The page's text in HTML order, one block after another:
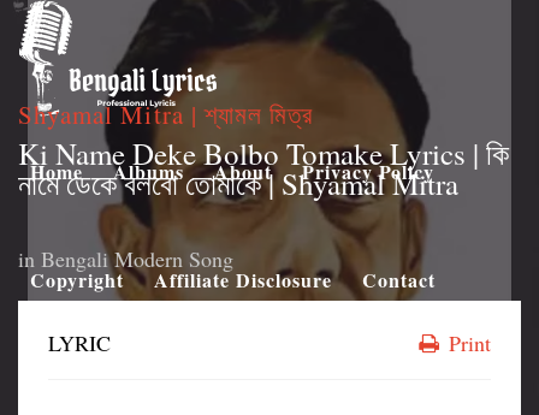
Home Albums About Privacy Policy
Copyright Affiliate Disclosure Contact
Shyamal Mitra | শ্যামল মিত্র
Ki Name Deke Bolbo Tomake Lyrics | কি
নামে ডেকে বলবো তোমাকে | Shyamal Mitra
in Bengali Modern Song
LYRIC Print